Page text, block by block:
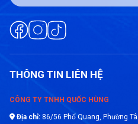
THÔNG TIN LIÊN HỆ
CÔNG TY TNHH QUỐC HÙNG
Địa chỉ: 86/56 Phổ Quang, Phường